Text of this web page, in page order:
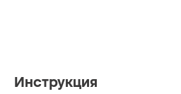
Инструкция